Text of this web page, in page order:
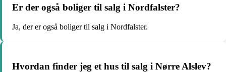
Er der også boliger til salg i Nordfalster?
Ja, der er også boliger til salg i Nordfalster.
Hvordan finder jeg et hus til salg i Nørre Alslev?